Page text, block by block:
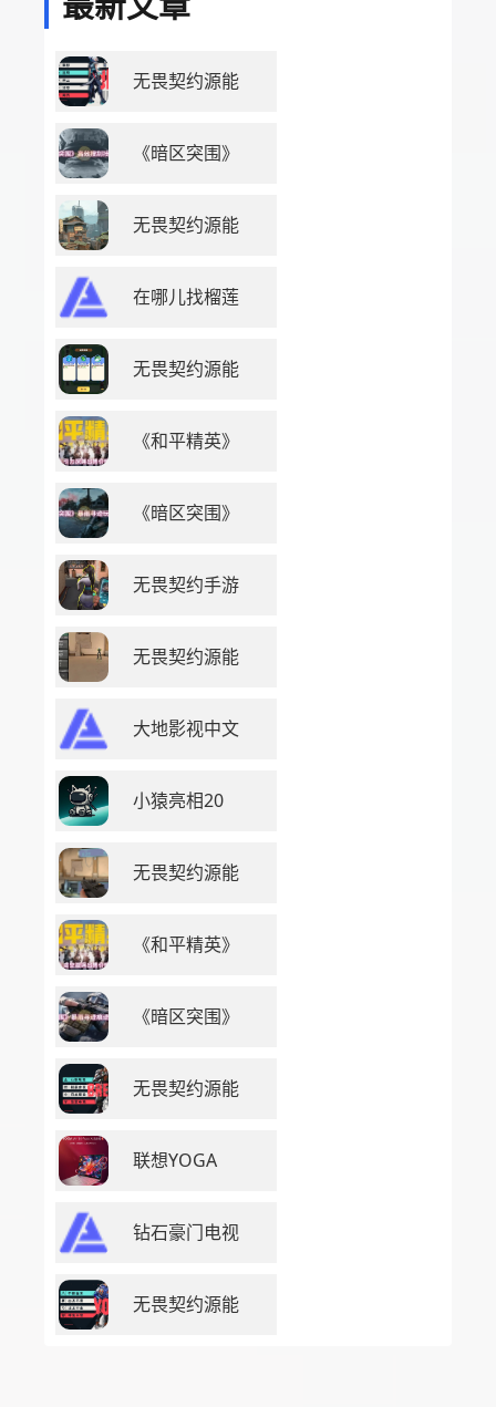
无畏契约源能
《暗区突围》
无畏契约源能
在哪儿找榴莲
无畏契约源能
《和平精英》
《暗区突围》
无畏契约手游
无畏契约源能
大地影视中文
小猿亮相20
无畏契约源能
《和平精英》
《暗区突围》
无畏契约源能
联想YOGA
钻石豪门电视
无畏契约源能